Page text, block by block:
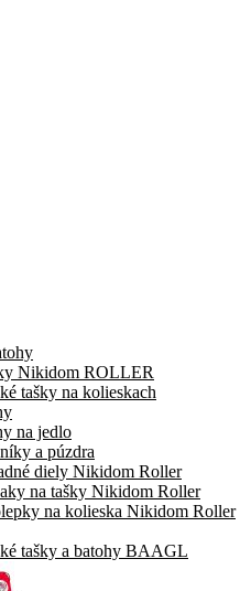
Nikidom ROLLER
tašky na kolieskach
na jedlo
a púzdra
diely Nikidom Roller
na tašky Nikidom Roller
na kolieska Nikidom Roller
tašky a batohy BAAGL